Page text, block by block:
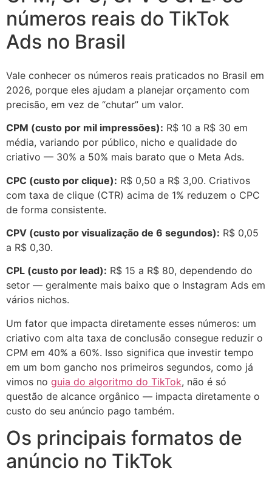
números reais do TikTok
Ads no Brasil
Vale conhecer os números reais praticados no Brasil em
2026, porque eles ajudam a planejar orçamento com
precisão, em vez de “chutar” um valor.
CPM (custo por mil impressões): R$ 10 a R$ 30 em
média, variando por público, nicho e qualidade do
criativo — 30% a 50% mais barato que o Meta Ads.
CPC (custo por clique): R$ 0,50 a R$ 3,00. Criativos
com taxa de clique (CTR) acima de 1% reduzem o CPC
de forma consistente.
CPV (custo por visualização de 6 segundos): R$ 0,05
a R$ 0,30.
CPL (custo por lead): R$ 15 a R$ 80, dependendo do
setor — geralmente mais baixo que o Instagram Ads em
vários nichos.
Um fator que impacta diretamente esses números: um
criativo com alta taxa de conclusão consegue reduzir o
CPM em 40% a 60%. Isso significa que investir tempo
em um bom gancho nos primeiros segundos, como já
vimos no guia do algoritmo do TikTok, não é só
questão de alcance orgânico — impacta diretamente o
custo do seu anúncio pago também.
Os principais formatos de
anúncio no TikTok